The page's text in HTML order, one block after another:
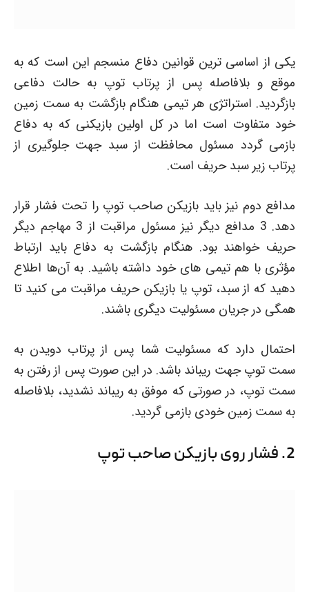
یکی از اساسی ترین قوانین دفاع منسجم این است که به
موقع و بلافاصله پس از پرتاب توپ به حالت دفاعی
بازگردید. استراتژی هر تیمی هنگام بازگشت به سمت زمین
خود متفاوت است اما در کل اولین بازیکنی که به دفاع
بازمی گردد مسئول محافظت از سبد جهت جلوگیری از
پرتاب زیر سبد حریف است.
مدافع دوم نیز باید بازیکن صاحب توپ را تحت فشار قرار
دهد. 3 مدافع دیگر نیز مسئول مراقبت از 3 مهاجم دیگر
حریف خواهند بود. هنگام بازگشت به دفاع باید ارتباط
مؤثری با هم تیمی های خود داشته باشید. به آن‌ها اطلاع
دهید که از سبد، توپ یا بازیکن حریف مراقبت می کنید تا
همگی در جریان مسئولیت دیگری باشند.
احتمال دارد که مسئولیت شما پس از پرتاب دویدن به
سمت توپ جهت ریباند باشد. در این صورت پس از رفتن به
سمت توپ، در صورتی که موفق به ریباند نشدید، بلافاصله
به سمت زمین خودی بازمی گردید.
2. فشار روی بازیکن صاحب توپ